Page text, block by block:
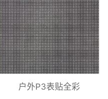
户外P3表贴全彩